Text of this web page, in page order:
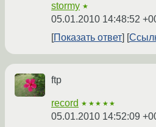
stormy ★
05.01.2010 14:48:52
Показать ответ
ftp
record ★★★★★
05.01.2010 14:52:09